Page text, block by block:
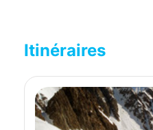
Itinéraires